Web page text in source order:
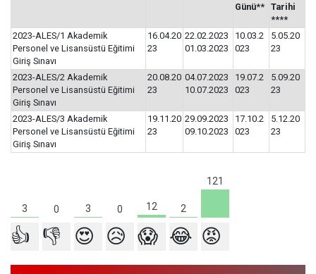
Günü** Tarihi
****
2023-ALES/1 Akademik
Personel ve Lisansüstü Eğitimi
Giriş Sınavı
16.04.20
23
22.02.2023
01.03.2023
10.03.2
023
5.05.20
23
2023-ALES/2 Akademik
Personel ve Lisansüstü Eğitimi
Giriş Sınavı
20.08.20
23
04.07.2023
10.07.2023
19.07.2
023
5.09.20
23
2023-ALES/3 Akademik
Personel ve Lisansüstü Eğitimi
Giriş Sınavı
19.11.20
23
29.09.2023
09.10.2023
17.10.2
023
5.12.20
23
3 0 3 0 12 2
121
👍 👎 😍 😥 😱 😂 😡